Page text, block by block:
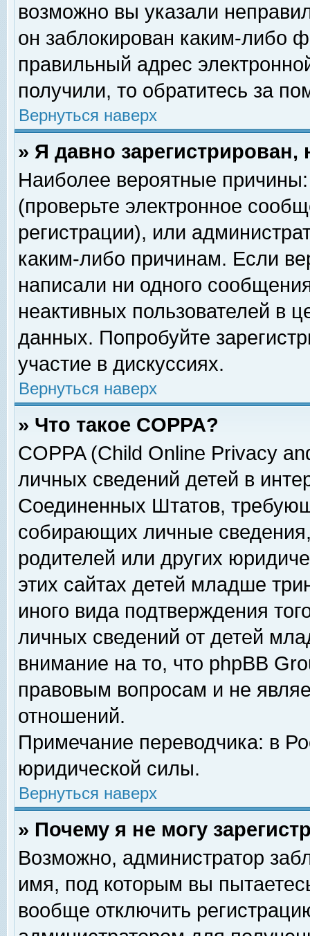
возможно вы указали
он заблокирован каким-либо
правильный адрес
получили, то обратитесь за
Вернуться наверх
» Я давно
Наиболее вероятные
(проверьте электронное
регистрации), или
каким-либо причинам. Если
написали ни одного
неактивных пользователей в
данных. Попробуйте
участие в дискуссиях.
Вернуться наверх
» Что такое COPPA?
COPPA (Child Online Privacy
личных сведений детей в
Соединенных Штатов,
собирающих личные
родителей или других
этих сайтах детей младше
иного вида подтверждения
личных сведений от детей
внимание на то, что phpBB
правовым вопросам и не
отношений.
Примечание переводчика: в
юридической силы.
Вернуться наверх
» Почему я не могу
Возможно, администратор
имя, под которым вы
вообще отключить